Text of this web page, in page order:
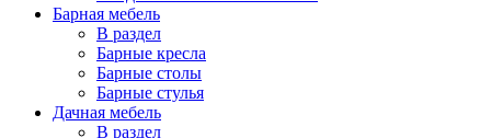
Барная мебель
В раздел
Барные кресла
Барные столы
Барные стулья
Дачная мебель
В раздел